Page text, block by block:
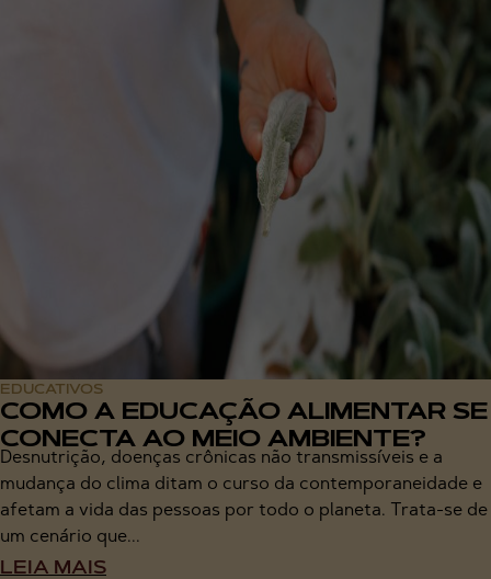
EDUCATIVOS
COMO A EDUCAÇÃO ALIMENTAR SE
CONECTA AO MEIO AMBIENTE?
Desnutrição, doenças crônicas não transmissíveis e a
mudança do clima ditam o curso da contemporaneidade e
afetam a vida das pessoas por todo o planeta. Trata-se de
um cenário que...
LEIA MAIS